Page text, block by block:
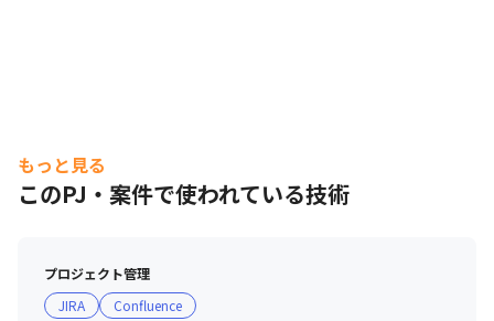
もっと見る
このPJ・案件で使われている技術
プロジェクト管理
JIRA
Confluence